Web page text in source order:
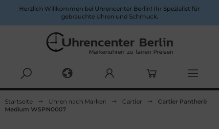
Herzlich Willkommen bei Uhrencenter Berlin! Ihr Spezialist für
gebrauchte Uhren und Schmuck.
Startseite Uhren nach Marken Cartier
Cartier Pantherè
Medium WSPN0007
Alles anzeigen aus Herrenuhren
Alles anzeigen aus Damenuhren